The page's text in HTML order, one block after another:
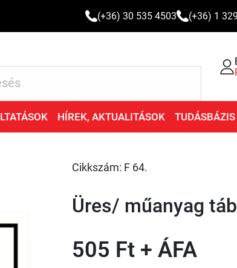
(+36) 30 535 4503 (+36) 1
HÍREK, AKTUALITÁSOK TUDÁSBÁZIS
Cikkszám: F 64.
Üres/ műanyag
505 Ft + ÁFA